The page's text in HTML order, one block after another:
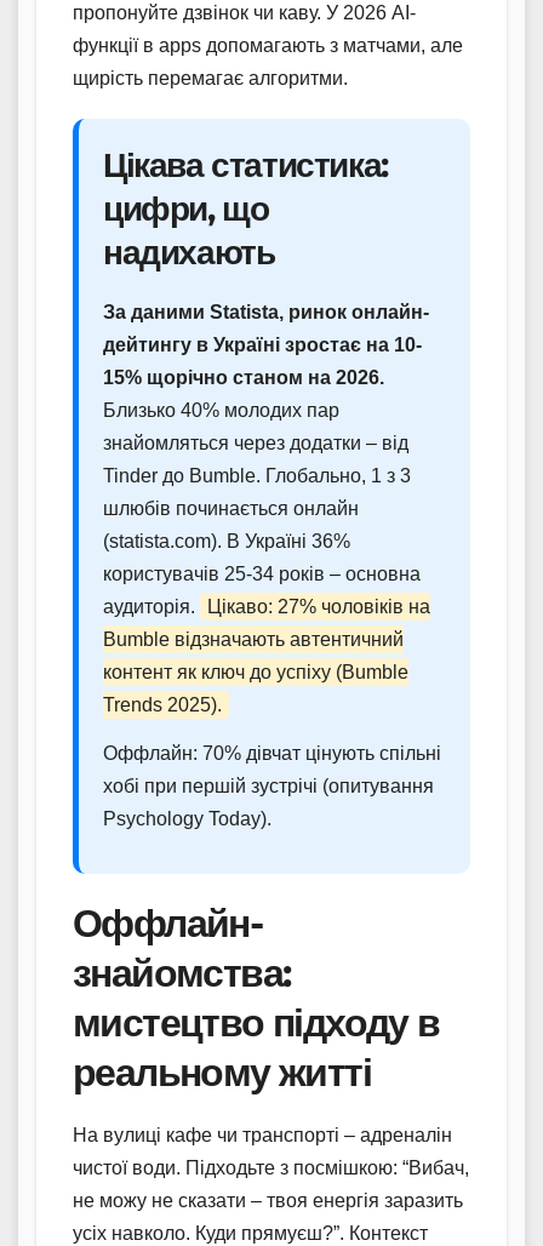
пропонуйте дзвінок чи каву. У 2026 AI-
функції в apps допомагають з матчами, але
щирість перемагає алгоритми.
Цікава статистика:
цифри, що
надихають
За даними Statista, ринок онлайн-
дейтингу в Україні зростає на 10-
15% щорічно станом на 2026.
Близько 40% молодих пар
знайомляться через додатки – від
Tinder до Bumble. Глобально, 1 з 3
шлюбів починається онлайн
(statista.com). В Україні 36%
користувачів 25-34 років – основна
аудиторія.
Цікаво: 27% чоловіків на
Bumble відзначають автентичний
контент як ключ до успіху (Bumble
Trends 2025).
Оффлайн: 70% дівчат цінують спільні
хобі при першій зустрічі (опитування
Psychology Today).
Оффлайн-
знайомства:
мистецтво підходу в
реальному житті
На вулиці кафе чи транспорті – адреналін
чистої води. Підходьте з посмішкою: “Вибач,
не можу не сказати – твоя енергія заразить
усіх навколо. Куди прямуєш?”. Контекст